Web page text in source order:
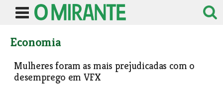
Economia
Mulheres foram as mais prejudicadas com o
desemprego em VFX